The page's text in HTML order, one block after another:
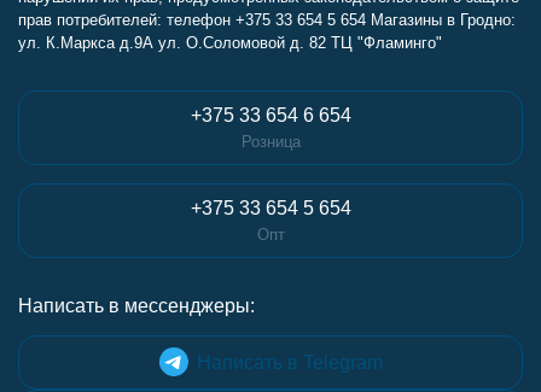
прав потребителей: телефон +375 33 654 5 654 Магазины в Гродно:
ул. К.Маркса д.9А ул. О.Соломовой д. 82 ТЦ "Фламинго"
+375 33 654 6 654
Розница
+375 33 654 5 654
Опт
Написать в мессенджеры:
Написать в Telegram